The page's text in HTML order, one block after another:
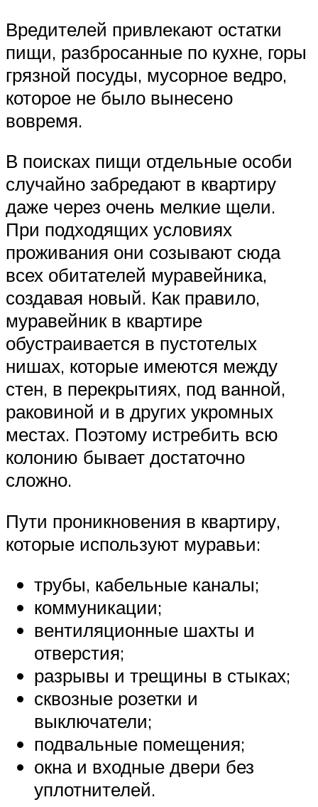
Вредителей привлекают остатки
пищи, разбросанные по кухне, горы
грязной посуды, мусорное ведро,
которое не было вынесено
вовремя.
В поисках пищи отдельные особи
случайно забредают в квартиру
даже через очень мелкие щели.
При подходящих условиях
проживания они созывают сюда
всех обитателей муравейника,
создавая новый. Как правило,
муравейник в квартире
обустраивается в пустотелых
нишах, которые имеются между
стен, в перекрытиях, под ванной,
раковиной и в других укромных
местах. Поэтому истребить всю
колонию бывает достаточно
сложно.
Пути проникновения в квартиру,
которые используют муравьи:
трубы, кабельные каналы;
коммуникации;
вентиляционные шахты и
отверстия;
разрывы и трещины в стыках;
сквозные розетки и
выключатели;
подвальные помещения;
окна и входные двери без
уплотнителей.